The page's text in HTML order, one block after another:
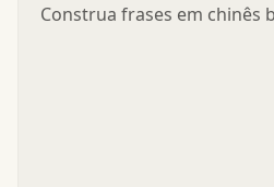
Construa frases em chinês